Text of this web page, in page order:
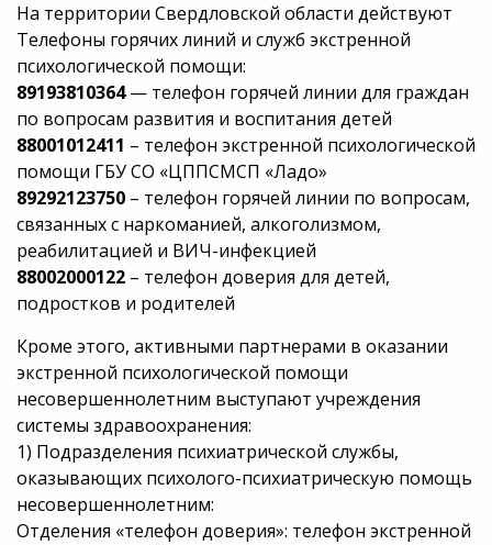
На территории Свердловской области действуют
Телефоны горячих линий и служб экстренной
психологической помощи:
89193810364— телефон горячей линии для граждан
по вопросам развития и воспитания детей
88001012411 – телефон экстренной психологической
помощи ГБУ СО «ЦППСМСП «Ладо»
89292123750 – телефон горячей линии по вопросам,
связанных с наркоманией, алкоголизмом,
реабилитацией и ВИЧ-инфекцией
88002000122 – телефон доверия для детей,
подростков и родителей
Кроме этого, активными партнерами в оказании
экстренной психологической помощи
несовершеннолетним выступают учреждения
системы здравоохранения:
1) Подразделения психиатрической службы,
оказывающих психолого-психиатрическую помощь
несовершеннолетним:
Отделения «телефон доверия»: телефон экстренной